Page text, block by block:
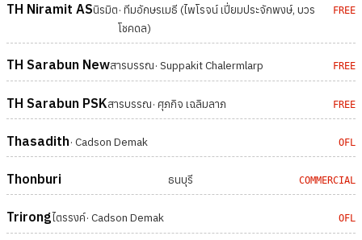
TH Niramit ASนิรมิต· ทีมอักษรเมธี (ไพโรจน์ เปี่ยมประจักพงษ์, บวร
โชคดล)
FREE
TH Sarabun Newสารบรรณ· Suppakit Chalermlarp FREE
TH Sarabun PSKสารบรรณ· ศุภกิจ เฉลิมลาภ FREE
Thasadith· Cadson Demak OFL
Thonburi ธนบุรี COMMERCIAL
Trirongไตรรงค์· Cadson Demak OFL